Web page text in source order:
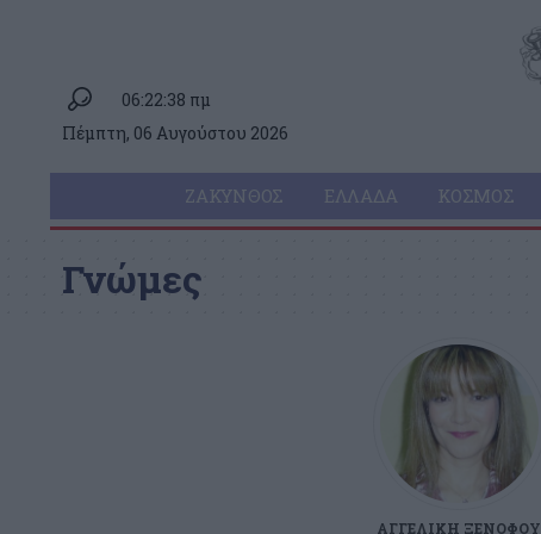
06:22:38 πμ
Πέμπτη, 06 Αυγούστου 2026
ΖΆΚΥΝΘΟΣ ΕΛΛΆΔΑ ΚΌΣΜΟΣ
Γνώμες
ΑΓΓΕΛΙΚΉ ΞΕΝΌΦΟΥ